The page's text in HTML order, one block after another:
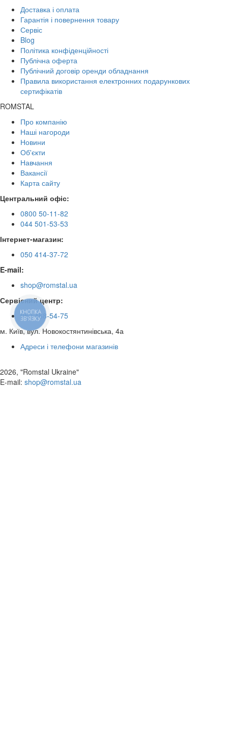
Доставка і оплата
Гарантія і повернення товару
Сервіс
Blog
Політика конфіденційності
Публічна оферта
Публічний договір оренди обладнання
Правила використання електронних подарункових
сертифікатів
ROMSTAL
Про компанію
Наші нагороди
Новини
Об'єкти
Навчання
Вакансії
Карта сайту
Центральний офіс:
0800 50-11-82
044 501-53-53
Інтернет-магазин:
050 414-37-72
E-mail:
shop@romstal.ua
Сервісний центр:
050 468-54-75
м. Київ, вул. Новокостянтинівська, 4а
Адреси і телефони магазинів
2026, "Romstal Ukraine"
​E-mail: shop@romstal.ua
КНОПКА
ЗВ'ЯЗКУ